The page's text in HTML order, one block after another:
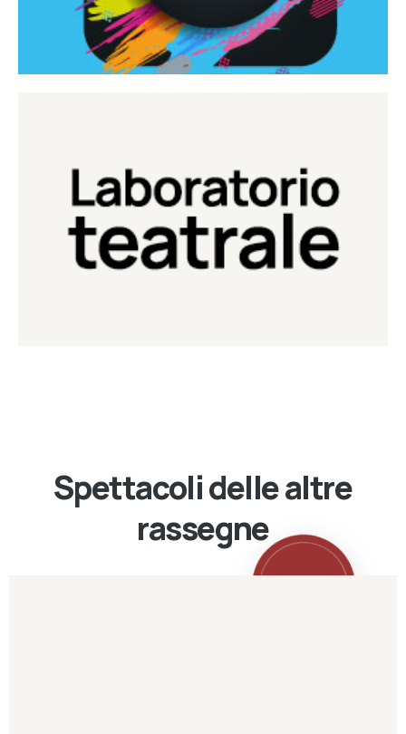
Laboratorio Teatrale
Laboratorio di teatro del Teatro Eduardo de Filippo
Continua
Spettacoli delle altre
rassegne